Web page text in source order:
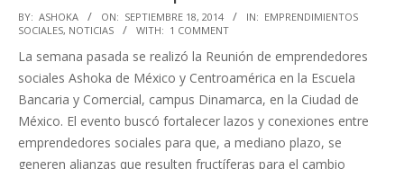
2014-
09-
18
BY: ASHOKA ON: SEPTIEMBRE 18, 2014 IN: EMPRENDIMIENTOS
SOCIALES, NOTICIAS WITH: 1 COMMENT
La semana pasada se realizó la Reunión de emprendedores
sociales Ashoka de México y Centroamérica en la Escuela
Bancaria y Comercial, campus Dinamarca, en la Ciudad de
México. El evento buscó fortalecer lazos y conexiones entre
emprendedores sociales para que, a mediano plazo, se
generen alianzas que resulten fructíferas para el cambio